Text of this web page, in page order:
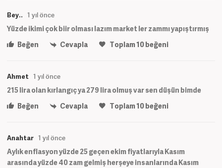
Bey.. 1 yıl önce
Yüzde ikimi çok biir olması lazım market ler zammı yapıştırmış
Beğen
Cevapla Toplam10beğeni
Ahmet 1 yıl önce
215 lira olan kırlangıç ya 279 lira olmuş var sen düşün bimde
Beğen
Cevapla Toplam10beğeni
Anahtar 1 yıl önce
Aylık enflasyon yüzde 25 geçen ekim fiyatlarıyla Kasım
arasında yüzde 40 zam gelmiş herşeye insanlarında Kasım